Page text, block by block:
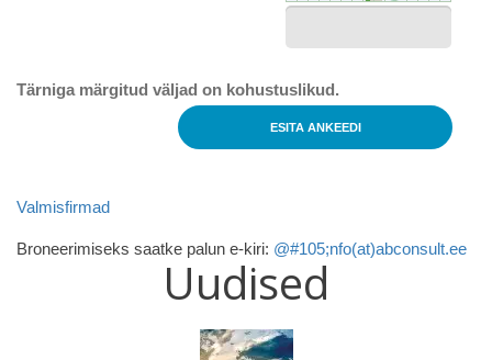
Tärniga märgitud väljad on kohustuslikud.
ESITA ANKEEDI
Valmisfirmad
Broneerimiseks saatke palun e-kiri: @#105;nfo(at)abconsult.ee
Uudised